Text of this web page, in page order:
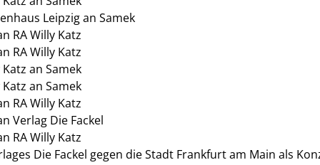
Leipzig an Samek
RA Willy Katz
RA Willy Katz
an Samek
an Samek
RA Willy Katz
Verlag Die Fackel
RA Willy Katz
Die Fackel gegen die Stadt Frankfurt am Main als